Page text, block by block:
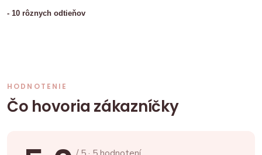
- 10 rôznych odtieňov
HODNOTENIE
Čo hovoria zákazníčky